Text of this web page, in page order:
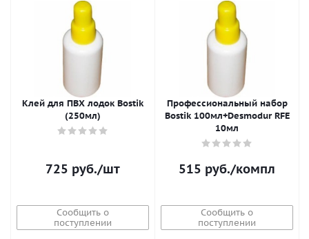
Клей для ПВХ лодок Bostik
(250мл)
725 руб./шт
Сообщить о
поступлении
Профессиональный набор
Bostik 100мл+Desmodur RFE
10мл
515 руб./компл
Сообщить о
поступлении